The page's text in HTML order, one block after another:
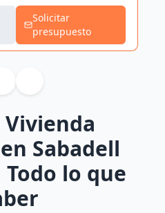
Solicitar
presupuesto
Sabadell
lo que